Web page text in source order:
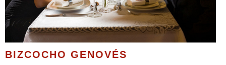
BIZCOCHO GENOVÉS